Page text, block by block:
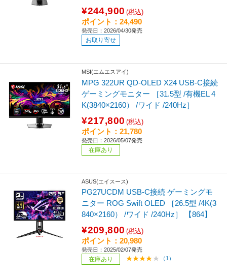
¥244,900 (税込)
ポイント：24,490
発売日：2026/04/30発売
お取り寄せ
MSI(エムエスアイ)
MPG 322UR QD-OLED X24 USB-C接続
ゲーミングモニター ［31.5型 /有機EL 4
K(3840×2160） /ワイド /240Hz］
¥217,800 (税込)
ポイント：21,780
発売日：2026/05/07発売
在庫あり
ASUS(エイスース)
PG27UCDM USB-C接続 ゲーミングモ
ニター ROG Swift OLED ［26.5型 /4K(3
840×2160） /ワイド /240Hz］ 【864】
¥209,800 (税込)
ポイント：20,980
発売日：2025/02/07発売
在庫あり （1）